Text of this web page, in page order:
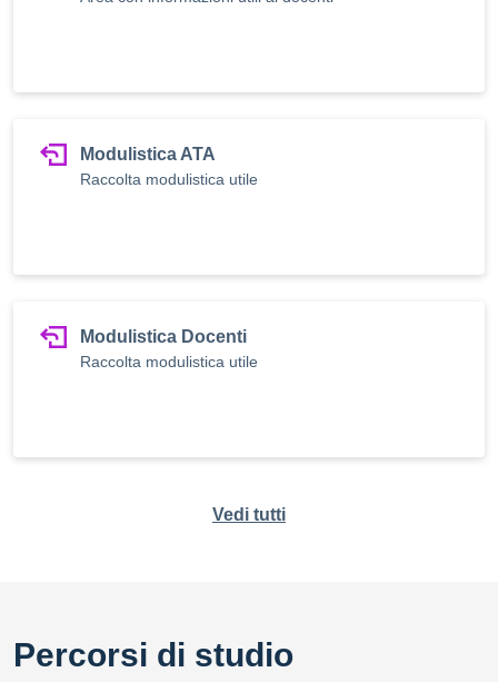
Modulistica ATA
Raccolta modulistica utile
Modulistica Docenti
Raccolta modulistica utile
Vedi tutti
Percorsi di studio